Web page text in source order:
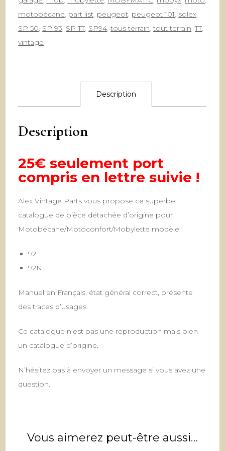
motobécane, part list, peugeot, peugeot 101, solex,
SP 50, SP 93, SP TT, SP94,tous terrain,tout terrain,TT,
vintage
Description
Description
25€ seulement port
compris en lettre suivie !
Alex Vintage Parts vous propose ce superbe
catalogue de pièce détachée d’origine pour
Motobécane/Motoconfort/Mobylette modèle :
92
92N
Manuel en Français, état général correct, présente
des traces d’usages.
Ce catalogue n’est pas une reproduction mais bien
un catalogue d’origine.
N’hésitez pas à envoyer un message si vous avez une
question.
Vous aimerez peut-être aussi…